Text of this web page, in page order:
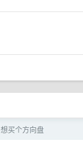
买个方向盘